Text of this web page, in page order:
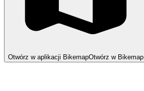
Otwórz w aplikacji BikemapOtwórz w Bikemap